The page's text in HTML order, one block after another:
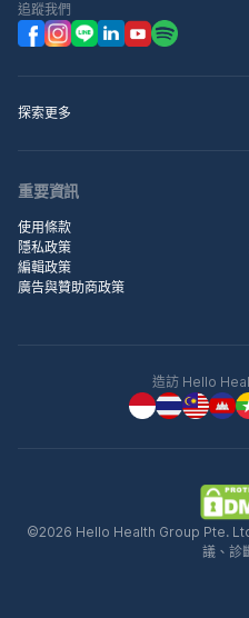
追蹤我們
探索更多
重要資訊
使用條款
隱私政策
編輯政策
廣告與贊助商政策
造訪 Hello
©2026 Hello Health Group Pte.
議、診